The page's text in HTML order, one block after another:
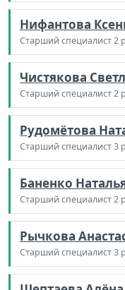
Нифантова
Старший специалист 2
Чистякова
Старший специалист 2
Рудомётова
Старший специалист 3
Баненко
Старший специалист 2
Рычкова
Старший специалист 3